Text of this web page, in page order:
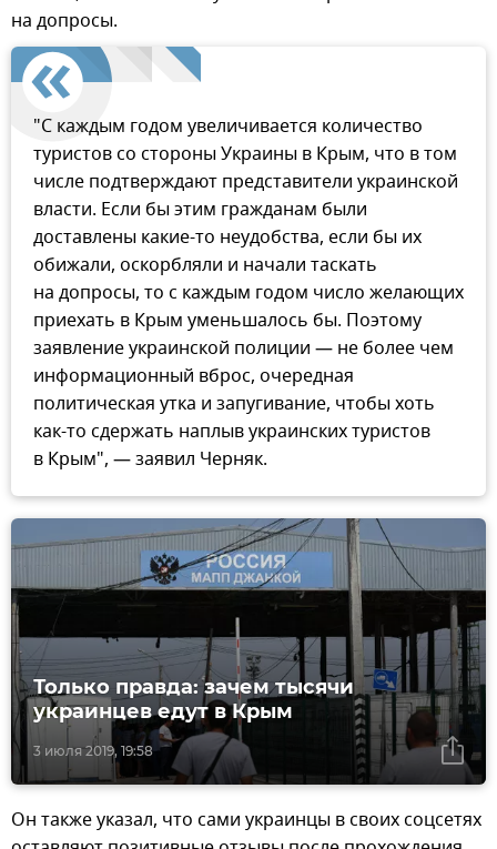
на допросы.
"С каждым годом увеличивается количество
туристов со стороны Украины в Крым, что в том
числе подтверждают представители украинской
власти. Если бы этим гражданам были
доставлены какие-то неудобства, если бы их
обижали, оскорбляли и начали таскать
на допросы, то с каждым годом число желающих
приехать в Крым уменьшалось бы. Поэтому
заявление украинской полиции — не более чем
информационный вброс, очередная
политическая утка и запугивание, чтобы хоть
как-то сдержать наплыв украинских туристов
в Крым", — заявил Черняк.
3 июля 2019, 19:58
Только правда: зачем тысячи
украинцев едут в Крым
Он также указал, что сами украинцы в своих соцсетях